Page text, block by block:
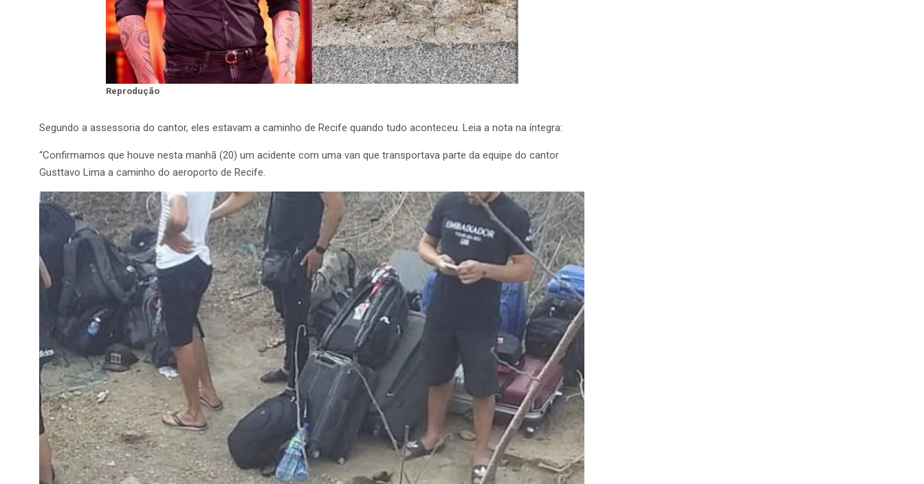
Reprodução
Segundo a assessoria do cantor, eles estavam a caminho de Recife quando tudo aconteceu. Leia a nota na íntegra:
“Confirmamos que houve nesta manhã (20) um acidente com uma van que transportava parte da equipe do cantor
Gusttavo Lima a caminho do aeroporto de Recife.